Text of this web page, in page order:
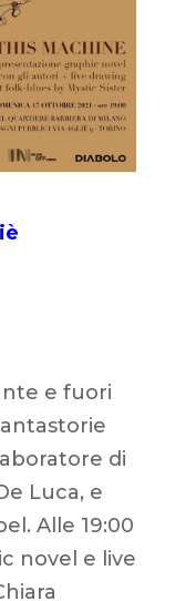
e fuori
di
Luca, e
Alle 19:00
novel e live